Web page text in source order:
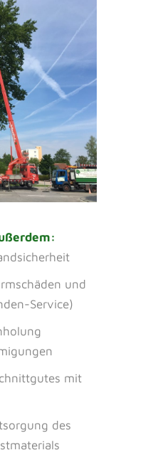
und
Service)
mit
des